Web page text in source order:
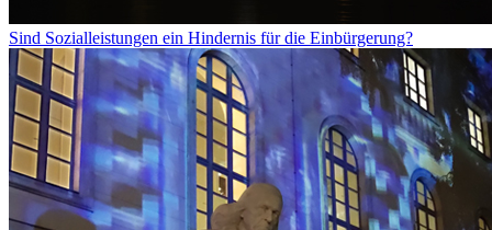
Sind Sozialleistungen ein Hindernis für die Einbürgerung?